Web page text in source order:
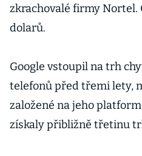
zkrachovalé firmy Nortel.
dolarů.
Google vstoupil na trh
telefonů před třemi lety,
založené na jeho
získaly přibližně třetinu